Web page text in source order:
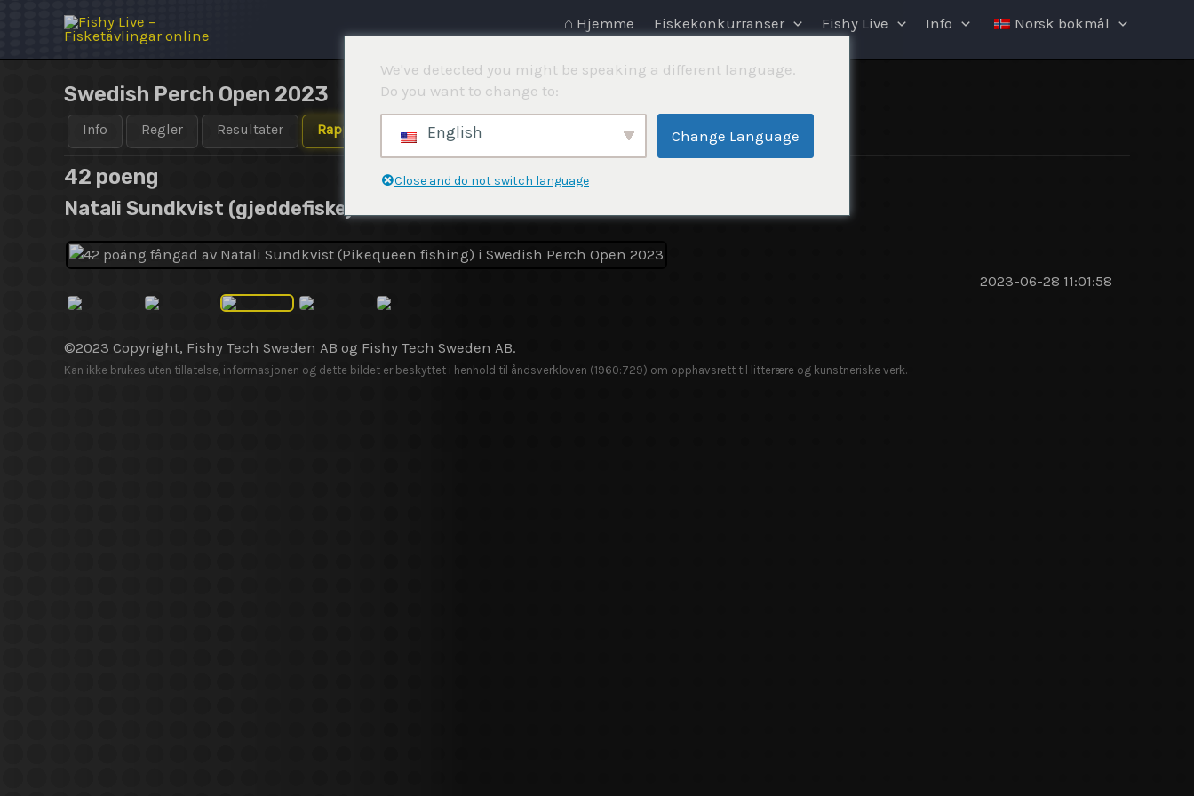
⌂ Hjemme Fiskekonkurranser Fishy Live Info Norsk bokmål
Swedish Perch Open 2023
Info Regler Resultater Rapporter
42 poeng
Natali Sundkvist (gjeddefiske)
2023-06-28 11:01:58
©2023 Copyright, Fishy Tech Sweden AB og Fishy Tech Sweden AB.
Kan ikke brukes uten tillatelse, informasjonen og dette bildet er beskyttet i henhold til åndsverkloven (1960:729) om opphavsrett til litterære og kunstneriske verk.
We've detected you might be speaking a different language.
Do you want to change to:
English Change Language
Close and do not switch language